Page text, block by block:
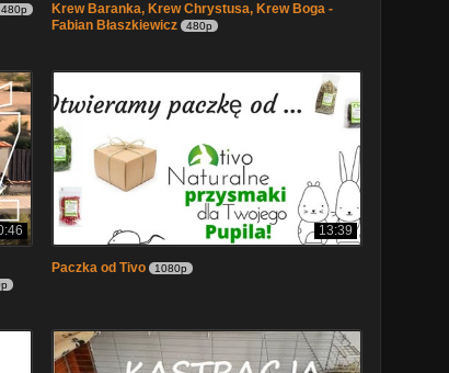
480p
Krew Baranka, Krew Chrystusa, Krew Boga -
Fabian Błaszkiewicz
480p
13:39
Paczka od Tivo 1080p